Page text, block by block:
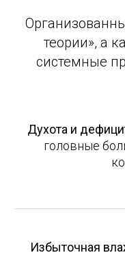
теории», а
системные
Духота и
головные
Избыточная